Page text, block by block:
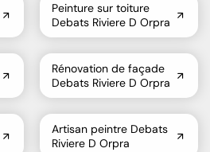
Peinture sur toiture
Debats Riviere D Orpra
Rénovation de façade
Debats Riviere D Orpra
Artisan peintre Debats
Riviere D Orpra